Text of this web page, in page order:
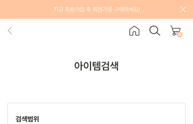
지금 회원가입 후 회원가로 구매하세요!
0
아이템검색
검색범위